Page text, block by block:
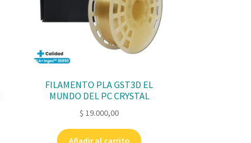
FILAMENTO PLA GST3D EL
MUNDO DEL PC CRYSTAL
$ 19.000,00
Añadir al carrito